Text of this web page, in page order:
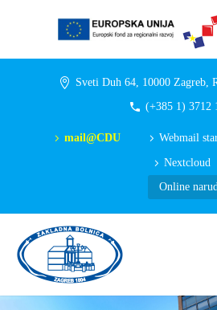
Sveti Duh 64, 10000 Zagreb,
(+385 1) 3712
mail@CDU Webmail
Nextcloud
Online